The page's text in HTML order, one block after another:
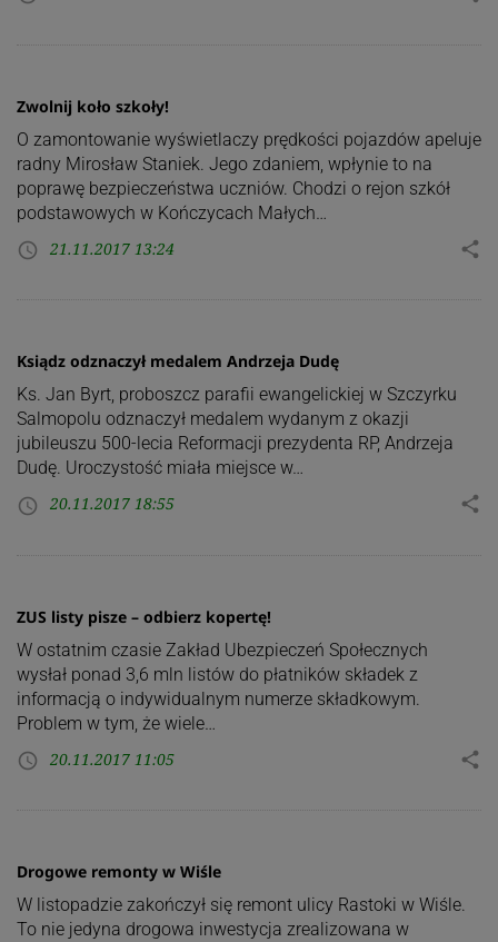
Zwolnij koło szkoły!
O zamontowanie wyświetlaczy prędkości pojazdów apeluje
radny Mirosław Staniek. Jego zdaniem, wpłynie to na
poprawę bezpieczeństwa uczniów. Chodzi o rejon szkół
podstawowych w Kończycach Małych…
access_time 21.11.2017 13:24 share
Ksiądz odznaczył medalem Andrzeja Dudę
Ks. Jan Byrt, proboszcz parafii ewangelickiej w Szczyrku
Salmopolu odznaczył medalem wydanym z okazji
jubileuszu 500-lecia Reformacji prezydenta RP, Andrzeja
Dudę. Uroczystość miała miejsce w…
access_time 20.11.2017 18:55 share
ZUS listy pisze – odbierz kopertę!
W ostatnim czasie Zakład Ubezpieczeń Społecznych
wysłał ponad 3,6 mln listów do płatników składek z
informacją o indywidualnym numerze składkowym.
Problem w tym, że wiele…
access_time 20.11.2017 11:05 share
Drogowe remonty w Wiśle
W listopadzie zakończył się remont ulicy Rastoki w Wiśle.
To nie jedyna drogowa inwestycja zrealizowana w